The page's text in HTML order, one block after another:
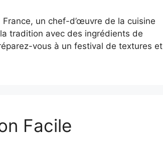
un chef-d’œuvre de la cuisine
tradition avec des ingrédients de
vous à un festival de textures et
Facile